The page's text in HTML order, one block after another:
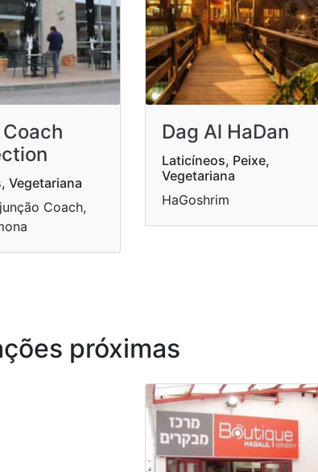
Vegetariana
Coach,
Dag Al HaDan
Laticíneos, Peixe,
Vegetariana
HaGoshrim
próximas